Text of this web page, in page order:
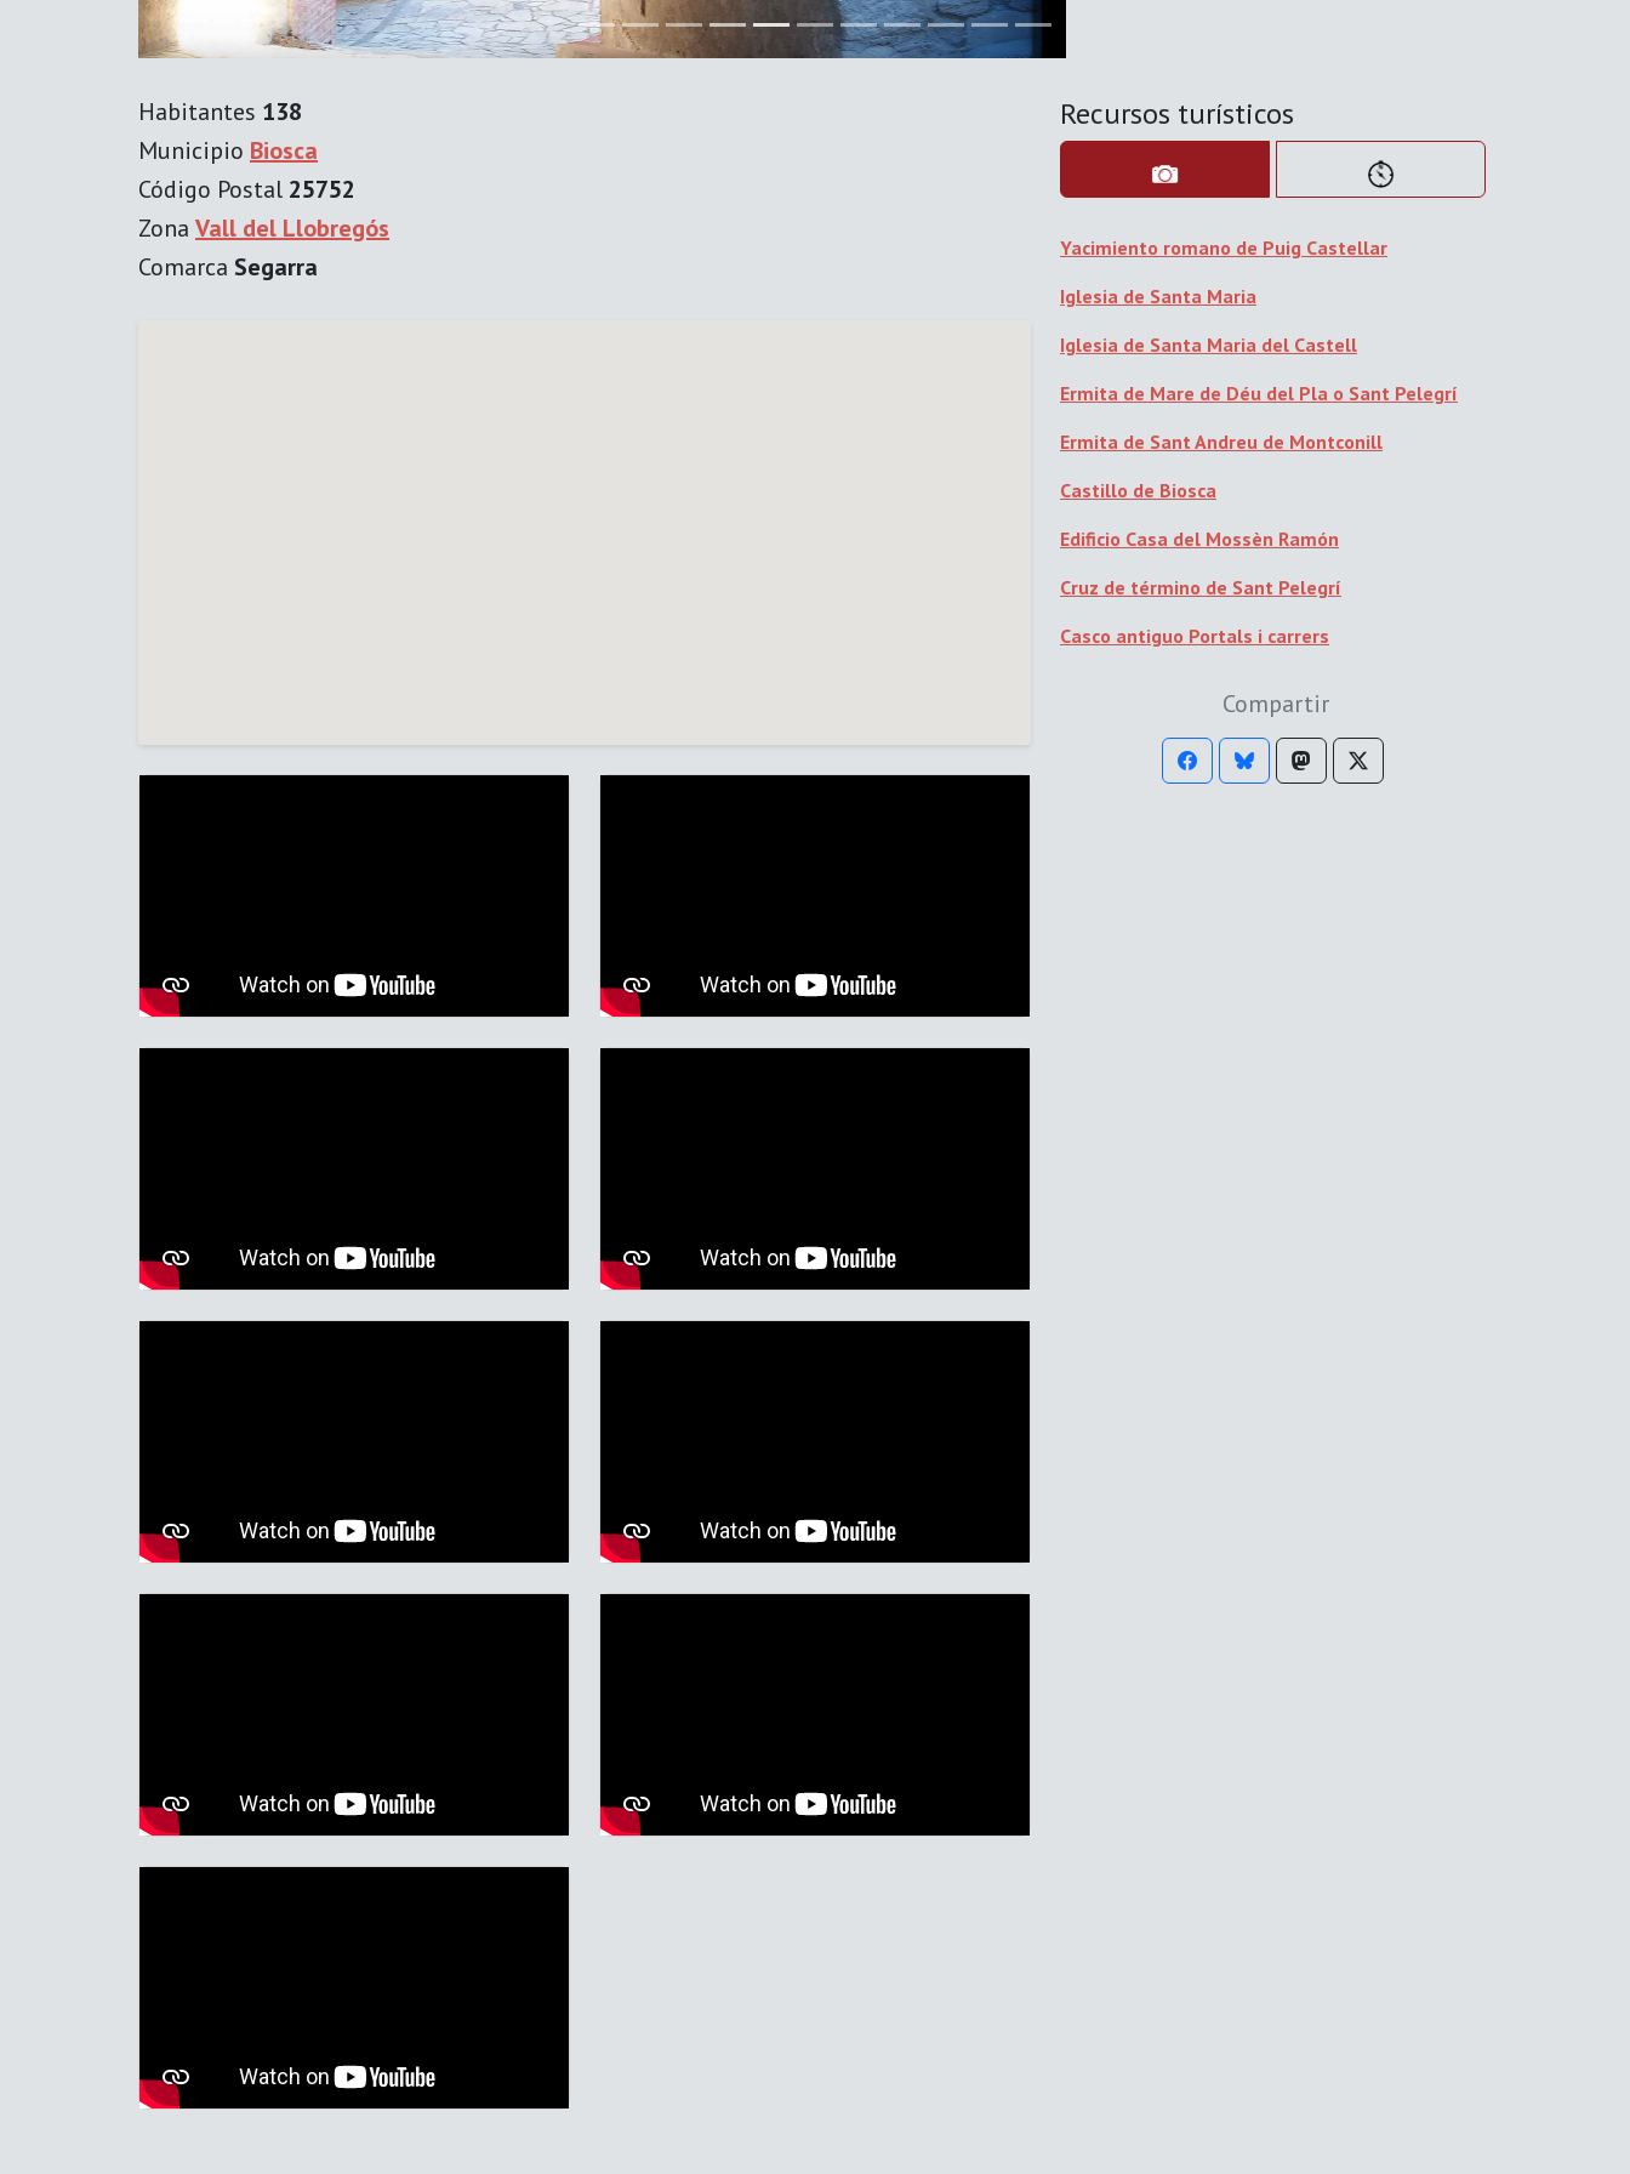
Habitantes 138
Municipio Biosca
Código Postal 25752
Zona Vall del Llobregós
Comarca Segarra
Recursos turísticos
Yacimiento romano de Puig Castellar
Iglesia de Santa Maria
Iglesia de Santa Maria del Castell
Ermita de Mare de Déu del Pla o Sant Pelegrí
Ermita de Sant Andreu de Montconill
Castillo de Biosca
Edificio Casa del Mossèn Ramón
Cruz de término de Sant Pelegrí
Casco antiguo Portals i carrers
Compartir